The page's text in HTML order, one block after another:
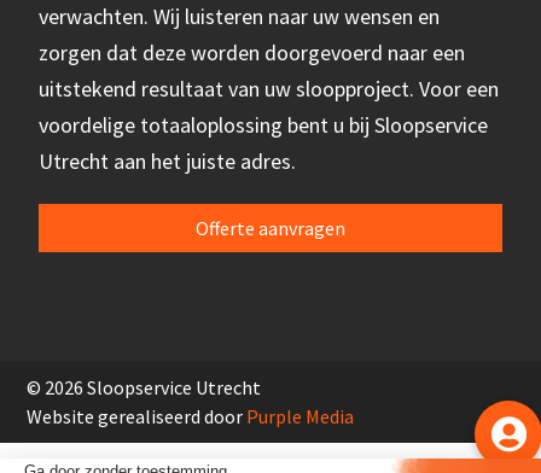
verwachten. Wij luisteren naar uw wensen en
zorgen dat deze worden doorgevoerd naar een
uitstekend resultaat van uw sloopproject. Voor een
voordelige totaaloplossing bent u bij Sloopservice
Utrecht aan het juiste adres.
Offerte aanvragen
© 2026 Sloopservice Utrecht
Website gerealiseerd door Purple Media